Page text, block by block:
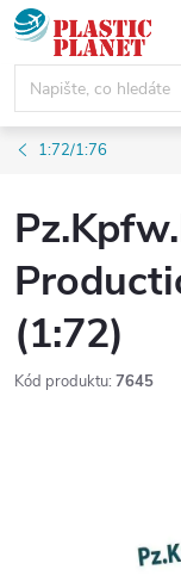
Přejít
na
obsah
1:72/1:76
(1:72)
Kód produktu: 7645